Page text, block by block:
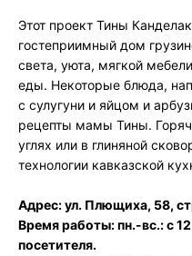
Этот проект Тины
гостеприимный дом
света, уюта, мягкой
еды. Некоторые блюда,
с сулугуни и яйцом и
рецепты мамы Тины.
углях или в глиняной
технологии кавказской
Адрес: ул. Плющиха, 58,
Время работы: пн.-вс.: с
посетителя.